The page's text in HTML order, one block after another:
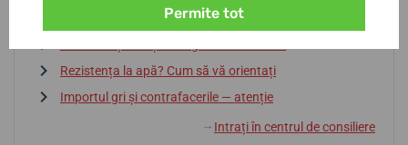
Dicționar de termeni
Rezistența la apă? Cum să vă orientați
Importul gri și contrafacerile — atenție
↓ Intrați în centrul de consiliere
Permite tot